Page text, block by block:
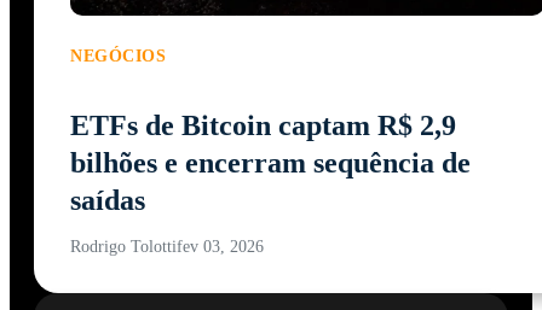
NEGÓCIOS
ETFs de Bitcoin captam R$ 2,9
bilhões e encerram sequência de
saídas
Rodrigo Tolottifev 03, 2026